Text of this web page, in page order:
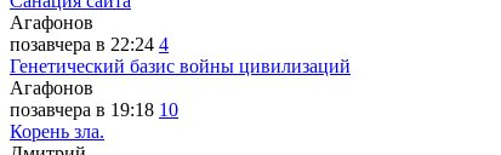
Агафонов
позавчера в 22:24 4
Генетический базис войны цивилизаций
Агафонов
позавчера в 19:18 10
Корень зла.